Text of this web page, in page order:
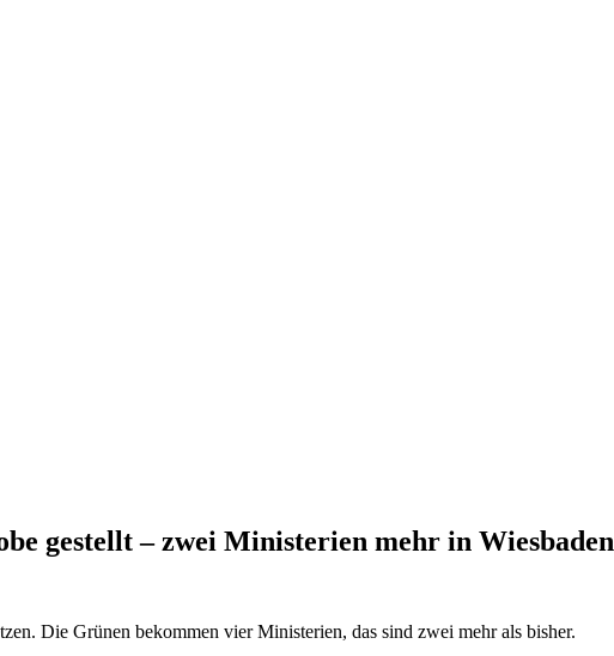
gestellt – zwei Ministerien mehr in Wiesbaden
Die Grünen bekommen vier Ministerien, das sind zwei mehr als bisher.